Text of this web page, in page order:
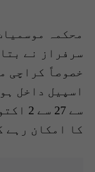
محکمہ
سرفراز نے
اسپیل داخل
سے
کا امکان رہے